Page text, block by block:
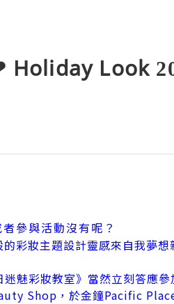
Look
參與活動沒有呢？
彩妝主題設計靈感來自我夢
魅彩妝教室》當然立刻答應參
Shop，於金鐘Pacific